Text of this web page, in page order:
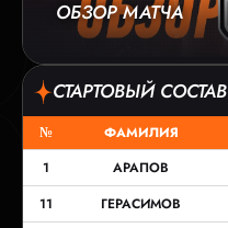
ОБЗОР МАТЧА
СТАРТОВЫЙ СОСТАВ
№ ФАМИЛИЯ
1
АРАПОВ
11
ГЕРАСИМОВ